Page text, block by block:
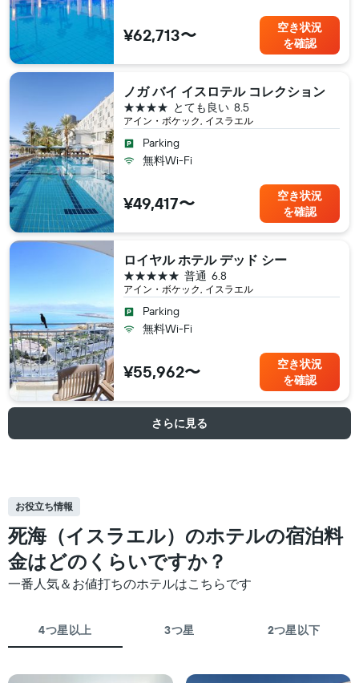
¥62,713〜
空き状況
を確認
ノガ バイ イスロテル コレクション
アイン・ボケック, イスラエル
8.5
とても良い
4つ星
Parking
無料Wi-Fi
¥49,417〜
空き状況
を確認
ロイヤル ホテル デッド シー
アイン・ボケック, イスラエル
6.8
普通
5つ星
Parking
無料Wi-Fi
¥55,962〜
空き状況
を確認
さらに見る
お役立ち情報
死海（イスラエル）のホテルの宿泊料
金はどのくらいですか？
一番人気＆お値打ちのホテルはこちらです
4つ星以上 3つ星 2つ星以下